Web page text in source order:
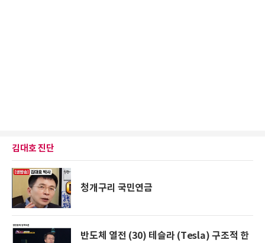
김대호 진단
청개구리 국민연금
반도체 열전 (30) 테슬라 (Tesla) 구조적 한